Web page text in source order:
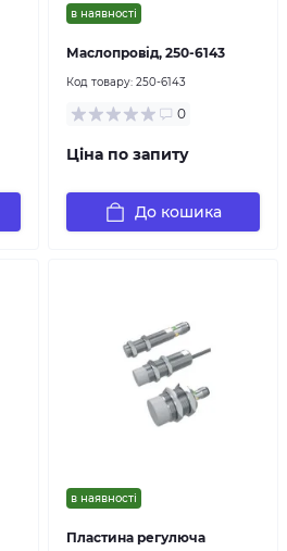
в наявності
Маслопровід, 250-6143
Код товару: 250-6143
0
Ціна по запиту
До кошика
в наявності
Пластина регулюча